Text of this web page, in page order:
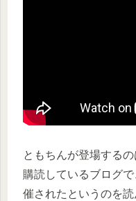
ともちんが登場するの
購読しているブログ
催されたというのを